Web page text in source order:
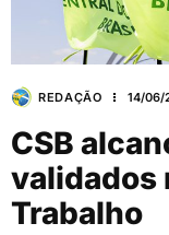
REDAÇÃO 14/06/
CSB
validados
Trabalho